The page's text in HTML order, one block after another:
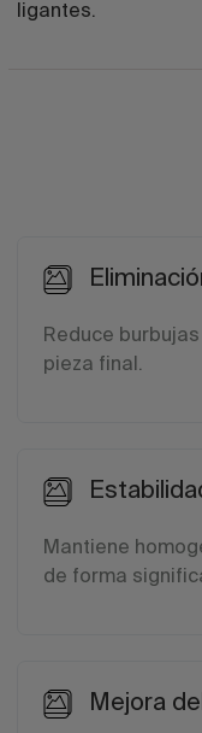
ligantes.
Reduce
pieza final.
Mantiene
de forma
Mejora